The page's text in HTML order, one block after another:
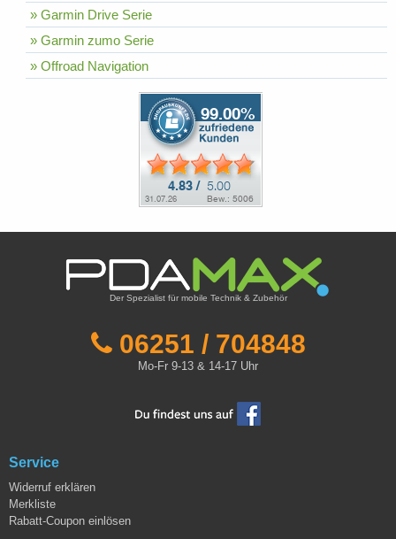
» Garmin Drive Serie
» Garmin zumo Serie
» Offroad Navigation
Der Spezialist für mobile Technik & Zubehör
06251 / 704848
Mo-Fr 9-13 & 14-17 Uhr
Service
Widerruf erklären
Merkliste
Rabatt-Coupon einlösen